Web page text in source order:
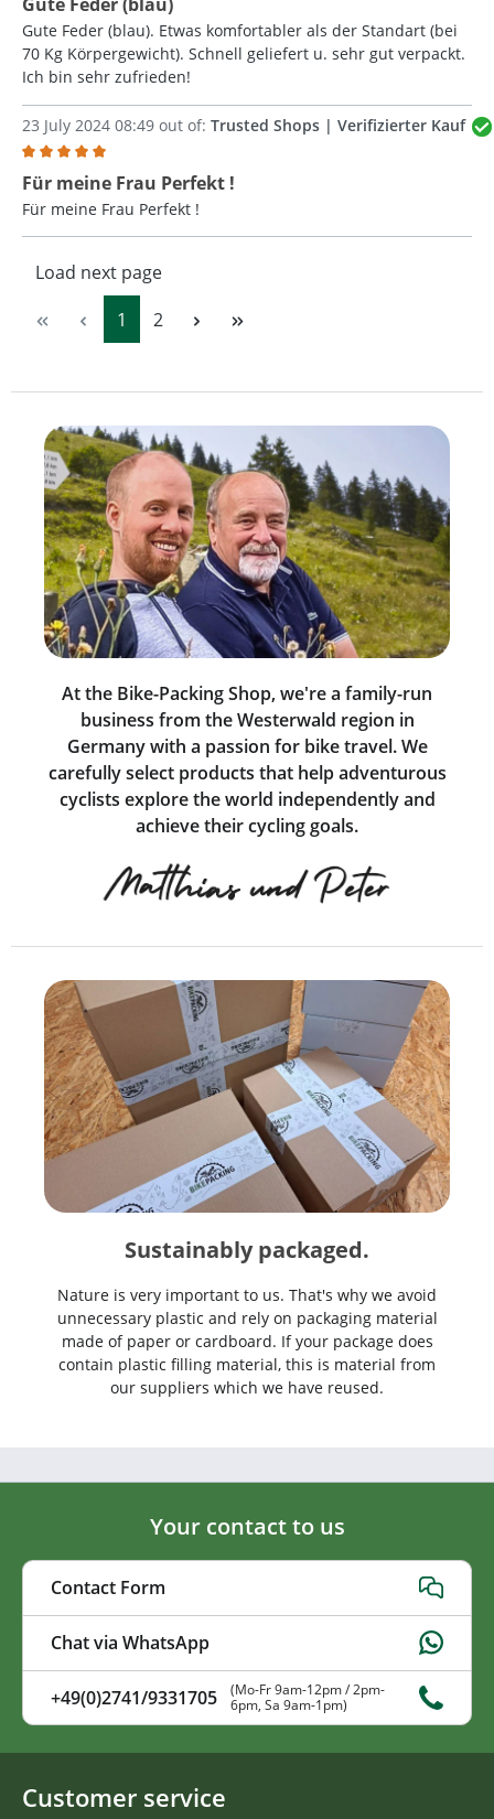
Gute Feder (blau)
Gute Feder (blau). Etwas komfortabler als der Standart (bei
70 Kg Körpergewicht). Schnell geliefert u. sehr gut verpackt.
Ich bin sehr zufrieden!
23 July 2024 08:49 out of: Trusted Shops | Verifizierter Kauf
Review with rating of 5 out of 5 stars
Für meine Frau Perfekt !
Für meine Frau Perfekt !
Load next page
Page
1 Page
2
At the Bike-Packing Shop, we're a family-run
business from the Westerwald region in
Germany with a passion for bike travel. We
carefully select products that help adventurous
cyclists explore the world independently and
achieve their cycling goals.
Sustainably packaged.
Nature is very important to us. That's why we avoid
unnecessary plastic and rely on packaging material
made of paper or cardboard. If your package does
contain plastic filling material, this is material from
our suppliers which we have reused.
Your contact to us
Contact Form
Chat via WhatsApp
+49(0)2741/9331705
(Mo-Fr 9am-12pm / 2pm-
6pm, Sa 9am-1pm)
Customer service